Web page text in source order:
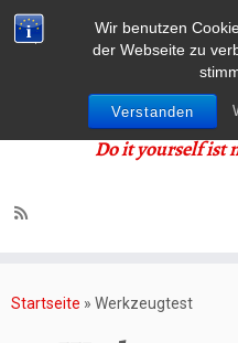
Wir benutzen
der Webseite zu
Verstanden
Inhalt
Do it yourself ist
Startseite » Werkzeugtest